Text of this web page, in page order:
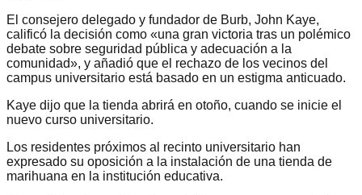
El consejero delegado y fundador de Burb, John Kaye,
calificó la decisión como «una gran victoria tras un polémico
debate sobre seguridad pública y adecuación a la
comunidad», y añadió que el rechazo de los vecinos del
campus universitario está basado en un estigma anticuado.
Kaye dijo que la tienda abrirá en otoño, cuando se inicie el
nuevo curso universitario.
Los residentes próximos al recinto universitario han
expresado su oposición a la instalación de una tienda de
marihuana en la institución educativa.